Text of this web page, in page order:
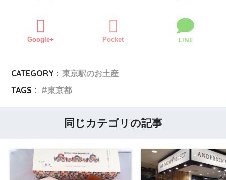
Google+ Pocket LINE
CATEGORY : 東京駅のお土産
TAGS :
東京都
同じカテゴリの記事